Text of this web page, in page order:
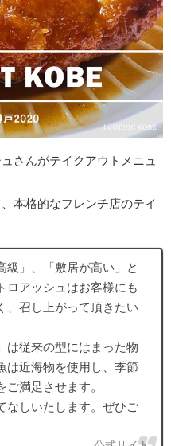
さんがテイクアウトメニュ
本格的なフレンチ店のテイ
級」、「敷居が高い」と
ロアッシュはお客様にも
、召し上がって頂きたい
は従来の型にはまった物
は近海物を使用し、季節
満足させます。
なしいたします。ぜひご